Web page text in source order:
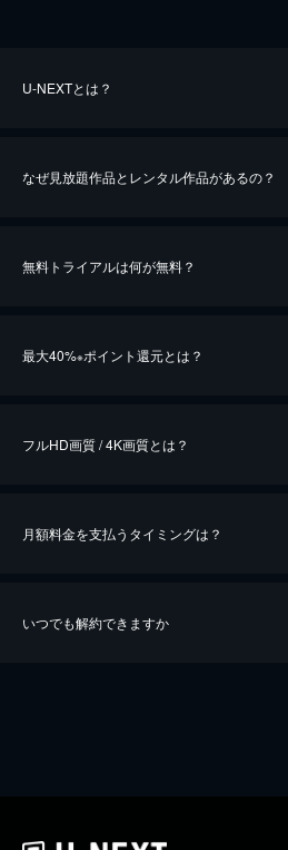
U-NEXTとは？
なぜ見放題作品とレンタル作品があるの？
無料トライアルは何が無料？
最大40%※ポイント還元とは？
※40％ポイント還元の対象は、クレジットカード決
iOSアプリのUコイン決済による作品の購入 / レン
フルHD画質 / 4K画質とは？
月額料金を支払うタイミングは？
いつでも解約できますか